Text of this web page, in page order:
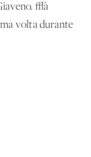
√à
volta durante